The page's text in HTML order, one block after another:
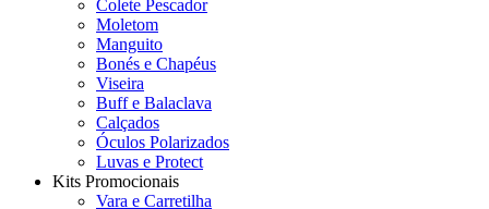
Colete Pescador
Moletom
Manguito
Bonés e Chapéus
Viseira
Buff e Balaclava
Calçados
Óculos Polarizados
Luvas e Protect
Kits Promocionais
Vara e Carretilha